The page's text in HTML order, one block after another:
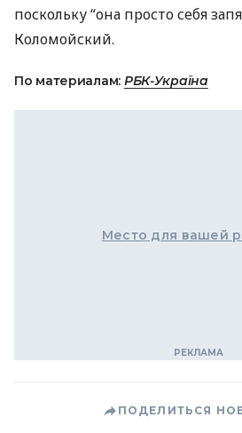
поскольку “она просто себя
Коломойский.
По материалам: РБК-Україна
Место для вашей
ПОДЕЛИТЬСЯ